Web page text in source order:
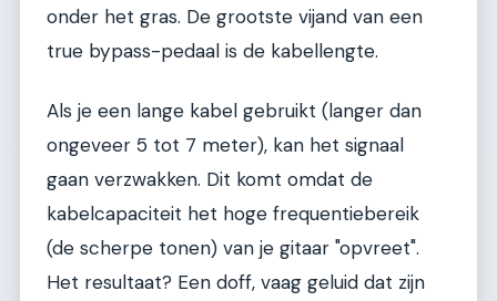
onder het gras. De grootste vijand van een
true bypass-pedaal is de kabellengte.
Als je een lange kabel gebruikt (langer dan
ongeveer 5 tot 7 meter), kan het signaal
gaan verzwakken. Dit komt omdat de
kabelcapaciteit het hoge frequentiebereik
(de scherpe tonen) van je gitaar "opvreet".
Het resultaat? Een doff, vaag geluid dat zijn